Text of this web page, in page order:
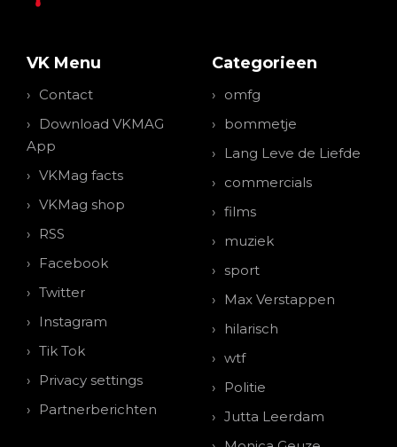
VK Menu
Contact
Download VKMAG
App
VKMag facts
VKMag shop
RSS
Facebook
Twitter
Instagram
Tik Tok
Privacy settings
Partnerberichten
Categorieen
omfg
bommetje
Lang Leve de Liefde
commercials
films
muziek
sport
Max Verstappen
hilarisch
wtf
Politie
Jutta Leerdam